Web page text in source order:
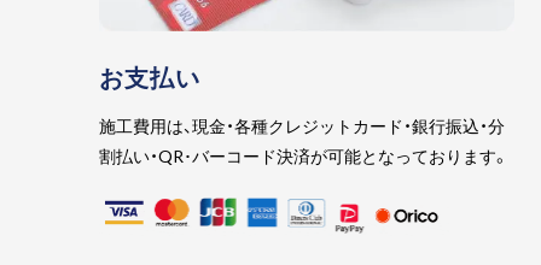
お支払い
施工費用は、現金・各種クレジットカード・銀行振込・分
割払い・QR･バーコード決済が可能となっております。